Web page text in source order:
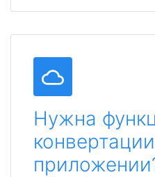
Нужна